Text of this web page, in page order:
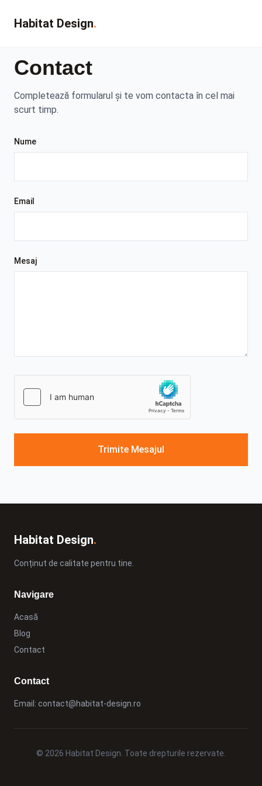
Habitat Design.
Contact
Completează formularul și te vom contacta în cel mai
scurt timp.
Nume
Email
Mesaj
Trimite Mesajul
Habitat Design.
Conținut de calitate pentru tine.
Navigare
Acasă
Blog
Contact
Contact
Email: contact@habitat-design.ro
© 2026 Habitat Design. Toate drepturile rezervate.